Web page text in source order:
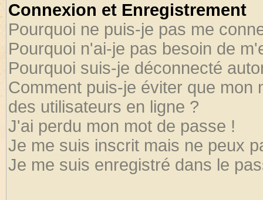
Connexion et Enregistrement
Pourquoi ne puis-je pas me
Pourquoi n'ai-je pas besoin de
Pourquoi suis-je déconnecté
Comment puis-je éviter que mon
des utilisateurs en ligne ?
J'ai perdu mon mot de passe !
Je me suis inscrit mais ne peux
Je me suis enregistré dans le